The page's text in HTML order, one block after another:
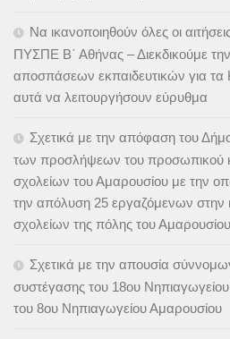
Να ικανοποιηθούν όλες οι
ΠΥΣΠΕ Β΄ Αθήνας – Διεκδικούμε
αποσπάσεων εκπαιδευτικών για
αυτά να λειτουργήσουν εύρυθμα
Σχετικά με την απόφαση του
των προσλήψεων του προσωπικού
σχολείων του Αμαρουσίου με την
την απόλυση 25 εργαζόμενων στην
σχολείων της πόλης του
Σχετικά με την απουσία
συστέγασης του 18ου
του 8ου Νηπιαγωγείου Αμαρουσίου